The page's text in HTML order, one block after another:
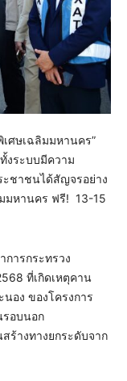
เศษเฉลิมมหานคร”
งระบบมีความ
ะชาชนได้สัญจรอย่าง
มหานคร ฟรี! 13-15
การกระทรวง
ที่เกิดเหตุคาน
อง ของโครงการ
รอบนอก
ร้างทางยกระดับจาก